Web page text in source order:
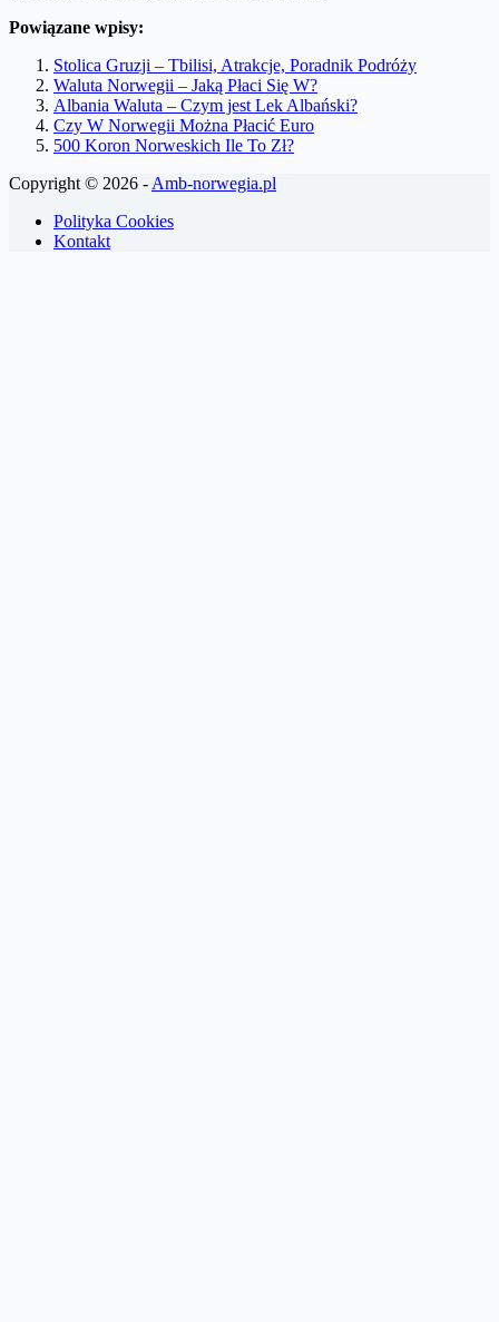
Powiązane wpisy:
Stolica Gruzji – Tbilisi, Atrakcje, Poradnik Podróży
Waluta Norwegii – Jaką Płaci Się W?
Albania Waluta – Czym jest Lek Albański?
Czy W Norwegii Można Płacić Euro
500 Koron Norweskich Ile To Zł?
Copyright © 2026 - Amb-norwegia.pl
Polityka Cookies
Kontakt